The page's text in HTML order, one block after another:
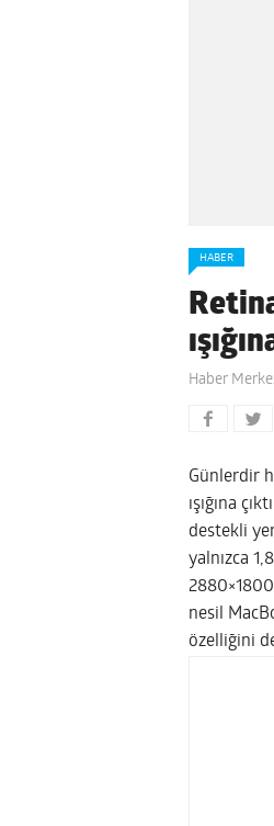
HABER
Haber
Günlerdir
ışığına
destekli
yalnızca
nesil
özelliğini